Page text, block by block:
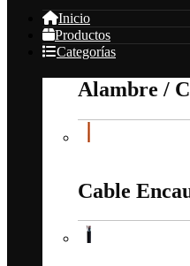
Inicio
Productos
Categorías
Alambre /
Cable